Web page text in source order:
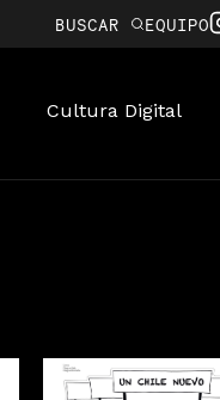
BUSCAR EQUIPO
Cultura Digital